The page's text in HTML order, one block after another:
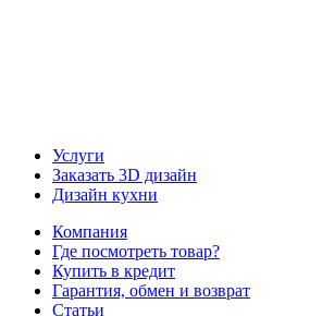
Услуги
Заказать 3D дизайн
Дизайн кухни
Компания
Где посмотреть товар?
Купить в кредит
Гарантия, обмен и возврат
Статьи